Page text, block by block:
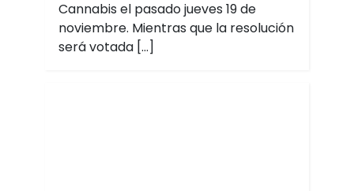
Cannabis el pasado jueves 19 de
noviembre. Mientras que la resolución
será votada […]